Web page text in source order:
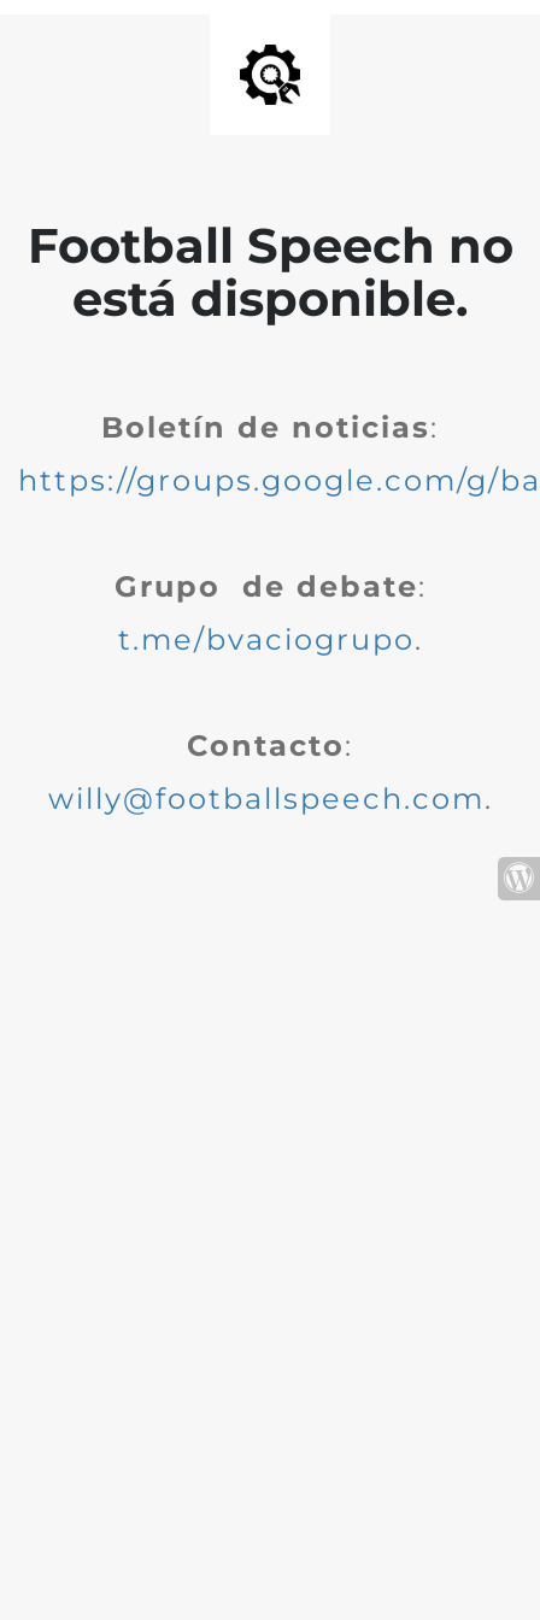
Football Speech no
está disponible.
Boletín de noticias:
https://groups.google.com/g/
Grupo de debate:
t.me/bvaciogrupo.
Contacto:
willy@footballspeech.com.